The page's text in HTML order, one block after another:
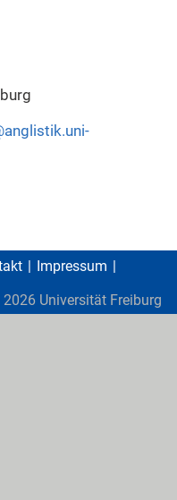
Impressum
2026 Universität Freiburg